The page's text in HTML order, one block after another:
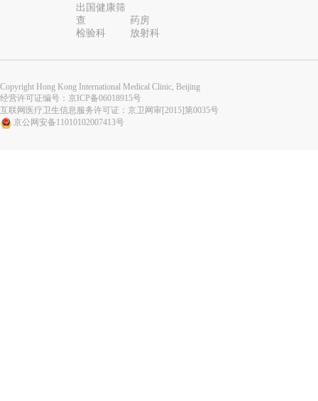
出国健康筛
查
药房
检验科
放射科
Copyright Hong Kong International Medical Clinic, Beijing
经营许可证编号： 京ICP备06018915号
互联网医疗卫生信息服务许可证：京卫网审[2015]第0035号
京公网安备11010102007413号